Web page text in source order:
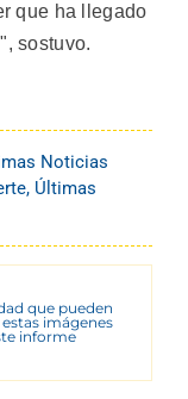
que ha llegado
sostuvo.
Noticias
, Últimas
que pueden
imágenes
informe